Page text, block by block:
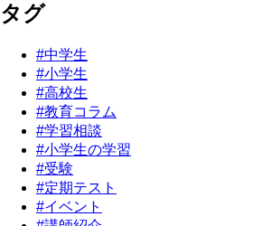
タグ
#中学生
#小学生
#高校生
#教育コラム
#学習相談
#小学生の学習
#受験
#定期テスト
#イベント